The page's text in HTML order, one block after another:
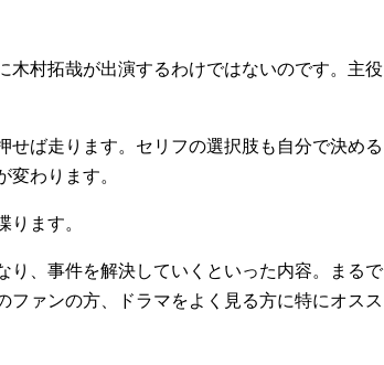
木村拓哉が出演するわけではないのです。主役
ば走ります。セリフの選択肢も自分で決める
変わります。
ります。
り、事件を解決していくといった内容。まるで
ファンの方、ドラマをよく見る方に特にオスス